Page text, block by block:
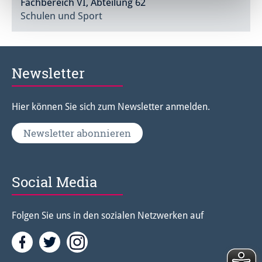
Schulen und Sport
Newsletter
Hier können Sie sich zum Newsletter anmelden.
Newsletter abonnieren
Social Media
Folgen Sie uns in den sozialen Netzwerken auf
FacebookTwitter<